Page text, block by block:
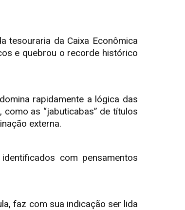
tesouraria da Caixa Econômica
e quebrou o recorde histórico
rapidamente a lógica das
as “jabuticabas” de títulos
externa.
com pensamentos
faz com sua indicação ser lida